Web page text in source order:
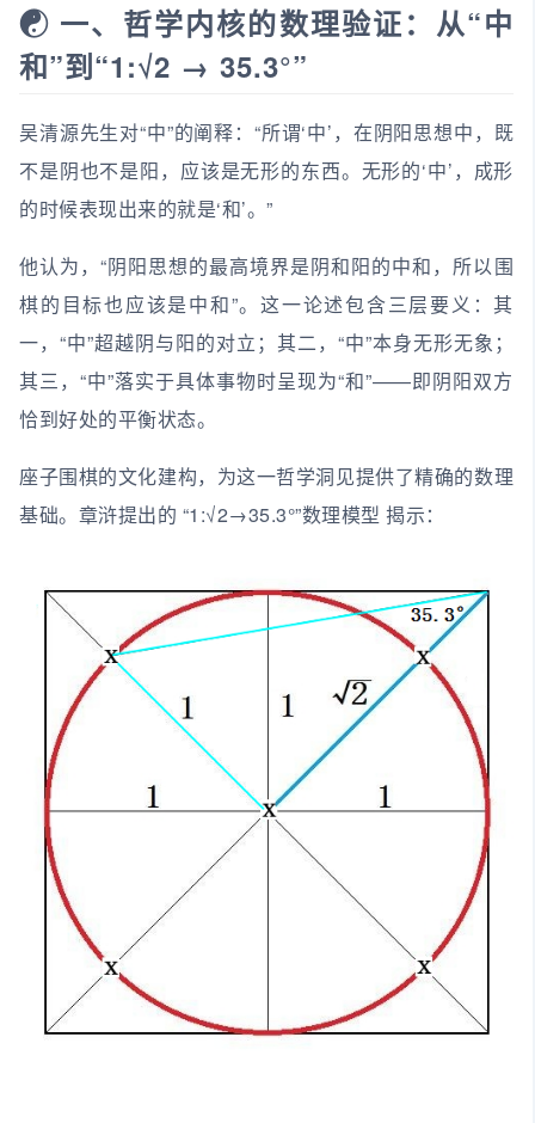
☯️ 一、哲学内核的数理验证：从“中
和”到“1:√2 → 35.3°”
吴清源先生对“中”的阐释：“所谓‘中’，在阴阳思想中，既
不是阴也不是阳，应该是无形的东西。无形的‘中’，成形
的时候表现出来的就是‘和’。”
他认为，“阴阳思想的最高境界是阴和阳的中和，所以围
棋的目标也应该是中和”。这一论述包含三层要义：其
一，“中”超越阴与阳的对立；其二，“中”本身无形无象；
其三，“中”落实于具体事物时呈现为“和”——即阴阳双方
恰到好处的平衡状态。
座子围棋的文化建构，为这一哲学洞见提供了精确的数理
基础。章浒提出的 “1:√2→35.3°”数理模型 揭示：